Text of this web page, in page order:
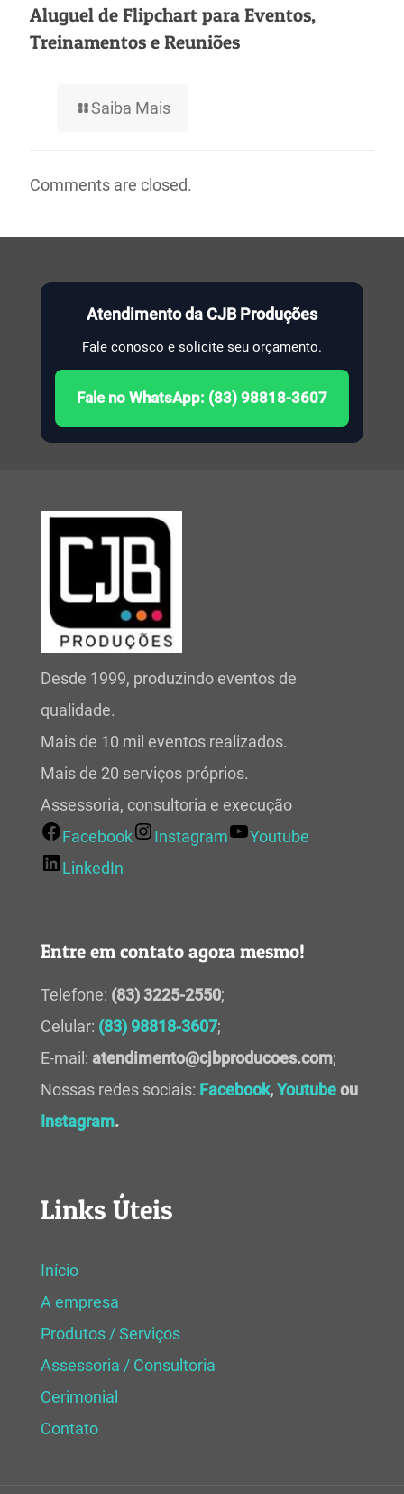
Aluguel de Flipchart para Eventos,
Treinamentos e Reuniões
Saiba Mais
Comments are closed.
Atendimento da CJB Produções
Fale conosco e solicite seu orçamento.
Fale no WhatsApp: (83) 98818-3607
Desde 1999, produzindo eventos de
qualidade.
Mais de 10 mil eventos realizados.
Mais de 20 serviços próprios.
Assessoria, consultoria e execução
Facebook
Instagram
Youtube
LinkedIn
Entre em contato agora mesmo!
Telefone: (83) 3225-2550;
Celular: (83) 98818-3607;
E-mail: atendimento@cjbproducoes.com;
Nossas redes sociais: Facebook,Youtubeou
Instagram.
Links Úteis
Início
A empresa
Produtos / Serviços
Assessoria / Consultoria
Cerimonial
Contato